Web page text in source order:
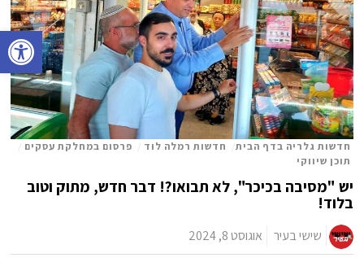
פתח סרגל נגישות
חדשות גלריה בדף הבית חדשות רמלה לוד פרסום במחלקת עסקים
תוכן שיווקי
יש "מסיבה בכיכר", לא תבואו?! דבר חדש, מתוק וטוב
בלוד!
שישי בעיר אוגוסט 8, 2024